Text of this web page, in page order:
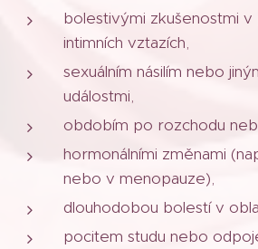
bolestivými zkušenostmi
intimních vztazích,
sexuálním násilím nebo
událostmi,
obdobím po rozchodu
hormonálními změnami
nebo v menopauze),
dlouhodobou bolestí v
pocitem studu nebo